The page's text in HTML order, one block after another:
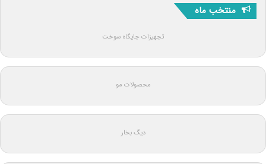
منتخب ماه
تجهیزات جایگاه سوخت
محصولات مو
دیگ بخار